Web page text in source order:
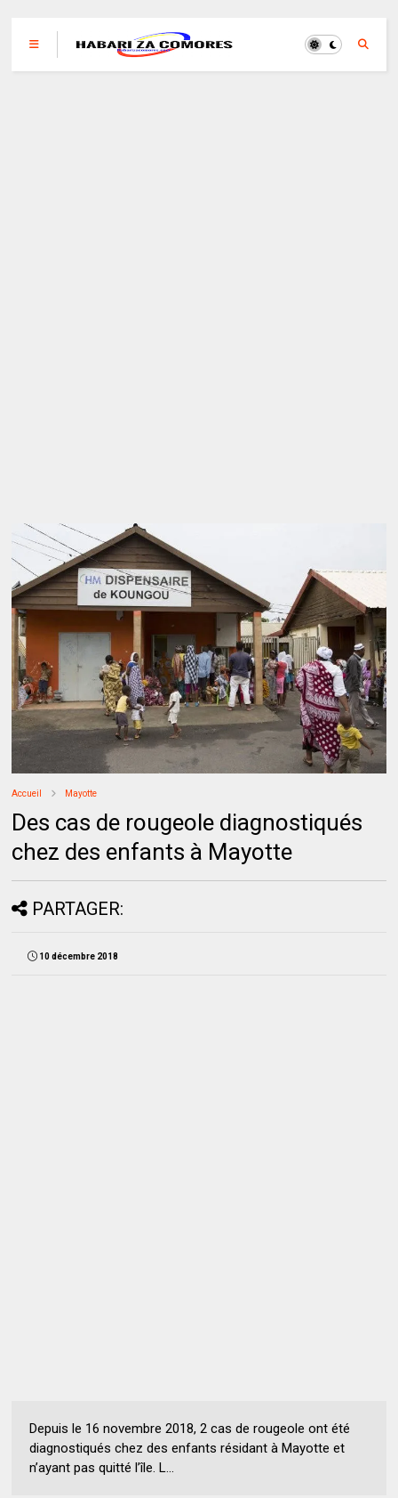
Accueil Mayotte
Des cas de rougeole diagnostiqués
chez des enfants à Mayotte
PARTAGER:
10 décembre 2018
Depuis le 16 novembre 2018, 2 cas de rougeole ont été
diagnostiqués chez des enfants résidant à Mayotte et
n’ayant pas quitté l’île. L...